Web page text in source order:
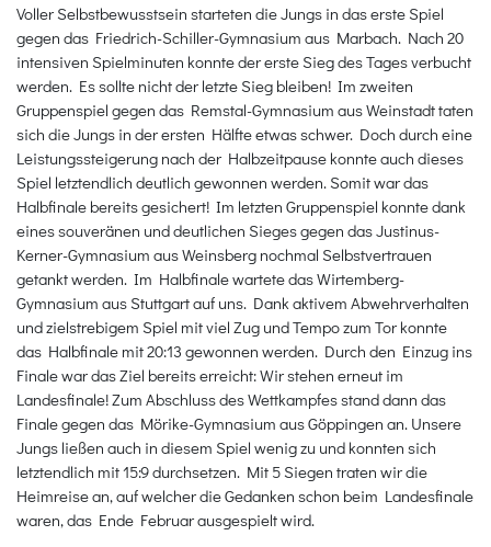
Voller Selbstbewusstsein starteten die Jungs in das erste Spiel
gegen das Friedrich-Schiller-Gymnasium aus Marbach. Nach 20
intensiven Spielminuten konnte der erste Sieg des Tages verbucht
werden. Es sollte nicht der letzte Sieg bleiben! Im zweiten
Gruppenspiel gegen das Remstal-Gymnasium aus Weinstadt taten
sich die Jungs in der ersten Hälfte etwas schwer. Doch durch eine
Leistungssteigerung nach der Halbzeitpause konnte auch dieses
Spiel letztendlich deutlich gewonnen werden. Somit war das
Halbfinale bereits gesichert! Im letzten Gruppenspiel konnte dank
eines souveränen und deutlichen Sieges gegen das Justinus-
Kerner-Gymnasium aus Weinsberg nochmal Selbstvertrauen
getankt werden. Im Halbfinale wartete das Wirtemberg-
Gymnasium aus Stuttgart auf uns. Dank aktivem Abwehrverhalten
und zielstrebigem Spiel mit viel Zug und Tempo zum Tor konnte
das Halbfinale mit 20:13 gewonnen werden. Durch den Einzug ins
Finale war das Ziel bereits erreicht: Wir stehen erneut im
Landesfinale! Zum Abschluss des Wettkampfes stand dann das
Finale gegen das Mörike-Gymnasium aus Göppingen an. Unsere
Jungs ließen auch in diesem Spiel wenig zu und konnten sich
letztendlich mit 15:9 durchsetzen. Mit 5 Siegen traten wir die
Heimreise an, auf welcher die Gedanken schon beim Landesfinale
waren, das Ende Februar ausgespielt wird.